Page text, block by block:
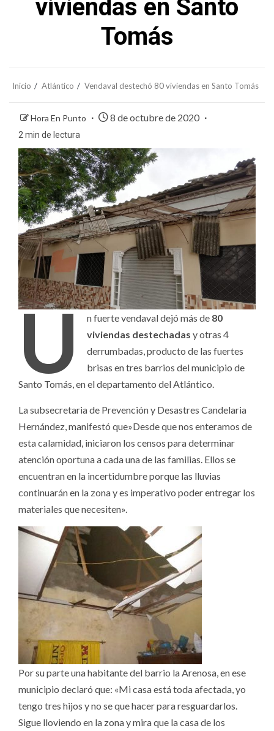
viviendas en Santo
Tomás
Inicio Atlántico Vendaval destechó 80 viviendas en Santo Tomás
Hora En Punto 8 de octubre de 2020
2 min de lectura
U n fuerte vendaval dejó más de 80
viviendas destechadas y otras 4
derrumbadas, producto de las fuertes
brisas en tres barrios del municipio de
Santo Tomás, en el departamento del Atlántico.
La subsecretaria de Prevención y Desastres Candelaria
Hernández, manifestó que»Desde que nos enteramos de
esta calamidad, iniciaron los censos para determinar
atención oportuna a cada una de las familias. Ellos se
encuentran en la incertidumbre porque las lluvias
continuarán en la zona y es imperativo poder entregar los
materiales que necesiten».
Por su parte una habitante del barrio la Arenosa, en ese
municipio declaró que: «Mi casa está toda afectada, yo
tengo tres hijos y no se que hacer para resguardarlos.
Sigue lloviendo en la zona y mira que la casa de los